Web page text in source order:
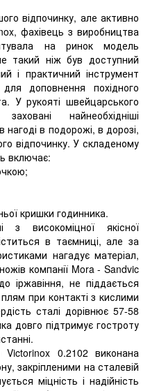
відпочинку, але активно
фахівець з виробництва
на ринок модель
такий ніж був доступний
і практичний інструмент
доповнення похідного
У рукояті швейцарського
найнеобхідніші
в подорожі, в дорозі,
відпочинку. У складеному
включає:
кришки годинника.
з високоміцної якісної
в таємниці, але за
нагадує матеріал,
компанії Mora - Sandvic
іржавіння, не піддається
при контакті з кислими
сталі дорівнює 57-58
довго підтримує гостроту
0.2102 виконана
закріпленими на сталевій
міцність і надійність